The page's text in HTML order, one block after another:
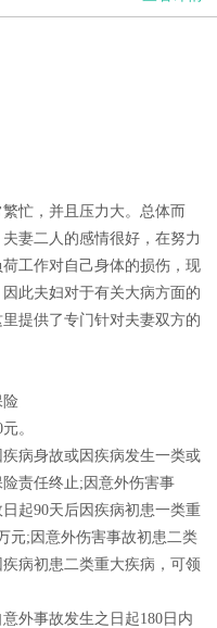
忙，并且压力大。总体而
妻二人的感情很好，在努力
工作对自己身体的损伤，现
此夫妇对于有关大病方面的
提供了专门针对夫妻双方的
险
。
病身故或因疾病发生一类或
责任终止;因意外伤害事
起90天后因疾病初患一类重
元;因意外伤害事故初患二类
病初患二类重大疾病，可领
外事故发生之日起180日内